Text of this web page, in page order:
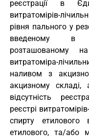
реєстрації в
витратомірів-
рівня пального у
введеному в
розташованому
витратоміра-
наливом з
акцизному
відсутність
реєстрі
спирту етилового
етилового, та/або